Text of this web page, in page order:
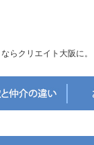
らクリエイト大阪に。